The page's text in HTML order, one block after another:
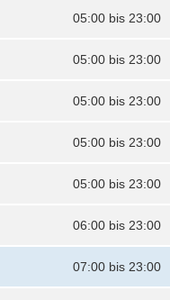
05:00 bis 23:00
05:00 bis 23:00
05:00 bis 23:00
05:00 bis 23:00
05:00 bis 23:00
06:00 bis 23:00
07:00 bis 23:00